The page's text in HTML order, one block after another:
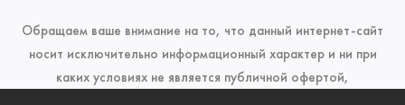
Обращаем ваше внимание на то, что данный интернет-сайт
носит исключительно информационный характер и ни при
каких условиях не является публичной офертой,